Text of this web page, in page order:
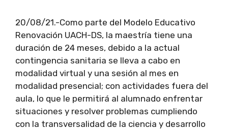
20/08/21.-Como parte del Modelo Educativo
Renovación UACH-DS, la maestría tiene una
duración de 24 meses, debido a la actual
contingencia sanitaria se lleva a cabo en
modalidad virtual y una sesión al mes en
modalidad presencial; con actividades fuera del
aula, lo que le permitirá al alumnado enfrentar
situaciones y resolver problemas cumpliendo
con la transversalidad de la ciencia y desarrollo